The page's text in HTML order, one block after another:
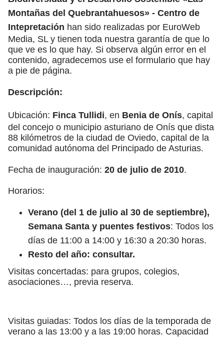
Montañas del Quebrantahuesos» - Centro de
Intepretación han sido realizadas por EuroWeb
Media, SL y tienen toda nuestra garantía de que lo
que ve es lo que hay. Si observa algún error en el
contenido, agradecemos use el formulario que hay
a pie de página.
Descripción:
Ubicación: Finca Tullidi, en Benia de Onís, capital
del concejo o municipio asturiano de Onís que dista
88 kilómetros de la ciudad de Oviedo, capital de la
comunidad autónoma del Principado de Asturias.
Fecha de inauguración: 20 de julio de 2010.
Horarios:
Verano (del 1 de julio al 30 de septiembre),
Semana Santa y puentes festivos: Todos los
días de 11:00 a 14:00 y 16:30 a 20:30 horas.
Resto del año: consultar.
Visitas concertadas: para grupos, colegios,
asociaciones…, previa reserva.
Visitas guiadas: Todos los días de la temporada de
verano a las 13:00 y a las 19:00 horas. Capacidad